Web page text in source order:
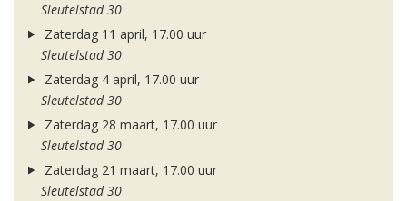
Sleutelstad 30
Zaterdag 11 april, 17.00 uur
Sleutelstad 30
Zaterdag 4 april, 17.00 uur
Sleutelstad 30
Zaterdag 28 maart, 17.00 uur
Sleutelstad 30
Zaterdag 21 maart, 17.00 uur
Sleutelstad 30